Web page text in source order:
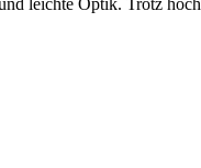
leichte Optik. Trotz